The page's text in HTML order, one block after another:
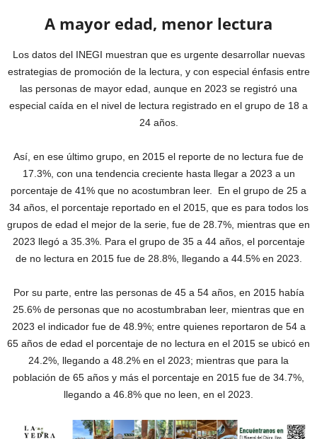
A mayor edad, menor lectura
Los datos del INEGI muestran que es urgente desarrollar nuevas
estrategias de promoción de la lectura, y con especial énfasis entre
las personas de mayor edad, aunque en 2023 se registró una
especial caída en el nivel de lectura registrado en el grupo de 18 a
24 años.
Así, en ese último grupo, en 2015 el reporte de no lectura fue de
17.3%, con una tendencia creciente hasta llegar a 2023 a un
porcentaje de 41% que no acostumbran leer. En el grupo de 25 a
34 años, el porcentaje reportado en el 2015, que es para todos los
grupos de edad el mejor de la serie, fue de 28.7%, mientras que en
2023 llegó a 35.3%. Para el grupo de 35 a 44 años, el porcentaje
de no lectura en 2015 fue de 28.8%, llegando a 44.5% en 2023.
Por su parte, entre las personas de 45 a 54 años, en 2015 había
25.6% de personas que no acostumbraban leer, mientras que en
2023 el indicador fue de 48.9%; entre quienes reportaron de 54 a
65 años de edad el porcentaje de no lectura en el 2015 se ubicó en
24.2%, llegando a 48.2% en el 2023; mientras que para la
población de 65 años y más el porcentaje en 2015 fue de 34.7%,
llegando a 46.8% que no leen, en el 2023.